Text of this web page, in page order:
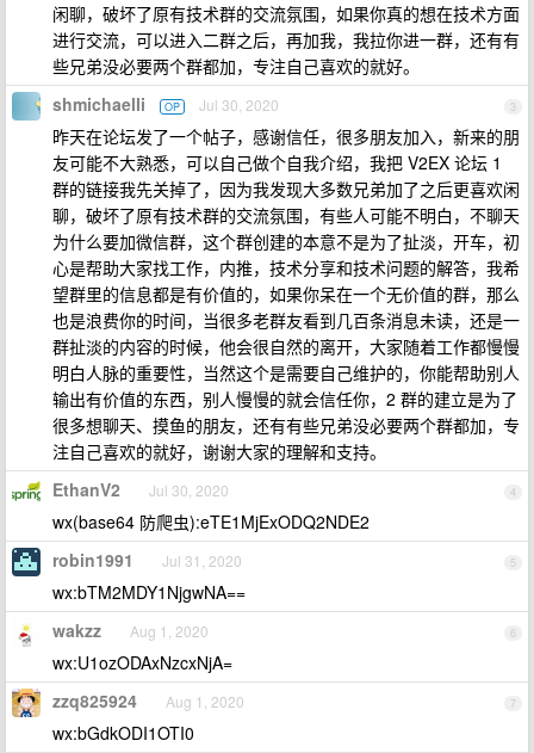
闲聊，破坏了原有技术群的交流氛围，如果你真的想在技术方面
进行交流，可以进入二群之后，再加我，我拉你进一群，还有有
些兄弟没必要两个群都加，专注自己喜欢的就好。
3
shmichaelli OP Jul 30, 2020
昨天在论坛发了一个帖子，感谢信任，很多朋友加入，新来的朋
友可能不大熟悉，可以自己做个自我介绍，我把 V2EX 论坛 1
群的链接我先关掉了，因为我发现大多数兄弟加了之后更喜欢闲
聊，破坏了原有技术群的交流氛围，有些人可能不明白，不聊天
为什么要加微信群，这个群创建的本意不是为了扯淡，开车，初
心是帮助大家找工作，内推，技术分享和技术问题的解答，我希
望群里的信息都是有价值的，如果你呆在一个无价值的群，那么
也是浪费你的时间，当很多老群友看到几百条消息未读，还是一
群扯淡的内容的时候，他会很自然的离开，大家随着工作都慢慢
明白人脉的重要性，当然这个是需要自己维护的，你能帮助别人
输出有价值的东西，别人慢慢的就会信任你，2 群的建立是为了
很多想聊天、摸鱼的朋友，还有有些兄弟没必要两个群都加，专
注自己喜欢的就好，谢谢大家的理解和支持。
4
EthanV2 Jul 30, 2020
wx(base64 防爬虫):eTE1MjExODQ2NDE2
5
robin1991 Jul 31, 2020
wx:bTM2MDY1NjgwNA==
6
wakzz Aug 1, 2020
wx:U1ozODAxNzcxNjA=
7
zzq825924 Aug 1, 2020
wx:bGdkODI1OTI0